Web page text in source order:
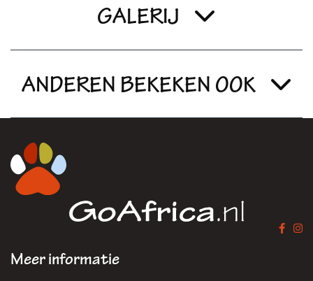
GALERIJ
ANDEREN BEKEKEN OOK
Meer informatie